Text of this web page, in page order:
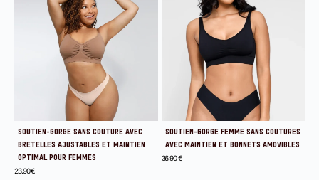
SOUTIEN-GORGE SANS COUTURE AVEC
BRETELLES AJUSTABLES ET MAINTIEN
OPTIMAL POUR FEMMES
23.90€
SOUTIEN-GORGE FEMME SANS COUTURES
AVEC MAINTIEN ET BONNETS AMOVIBLES
36.90€